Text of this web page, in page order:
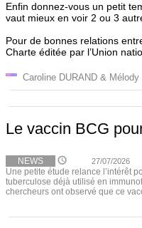
Enfin donnez-vous un petit
vaut mieux en voir 2 ou 3
Pour de bonnes relations
Charte éditée par l’Union
Caroline DURAND & Mélody
Le vaccin BCG
NEWS 27/07/2026
Une petite étude relance l’intérêt
tuberculose déjà utilisé en
chercheurs ont observé que ce